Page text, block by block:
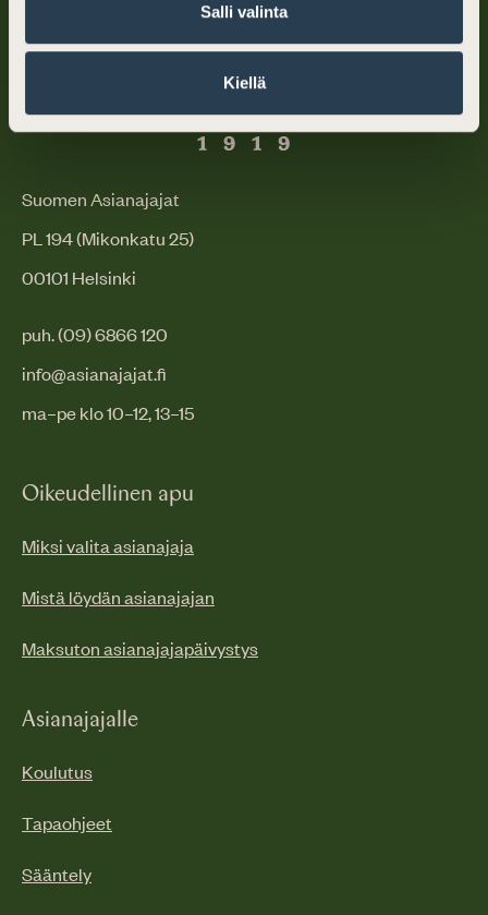
Salli valinta
Kiellä
Suomen Asianajajat
PL 194 (Mikonkatu 25)
00101 Helsinki
puh. (09) 6866 120
info@asianajajat.fi
ma–pe klo 10–12, 13–15
Oikeudellinen apu
Miksi valita asianajaja
Mistä löydän asianajajan
Maksuton asianajajapäivystys
Asianajajalle
Koulutus
Tapaohjeet
Sääntely